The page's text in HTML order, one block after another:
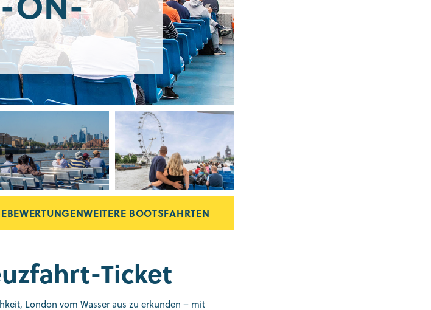
BEWERTUNGENWEITERE BOOTSFAHRTEN
Ticket
London vom Wasser aus zu erkunden – mit